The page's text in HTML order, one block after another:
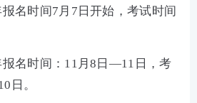
名时间7月7日开始，考试时间
报名时间：11月8日—11日，考
日。